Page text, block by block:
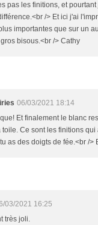
pas les finitions, et
/> Et ici j'ai
importantes que sur un
bisous.<br /> Cathy
06/03/2021 18:14
Et finalement le blanc
Ce sont les finitions qui
as des doigts de fée.<br />
03/2021 16:25
très joli.